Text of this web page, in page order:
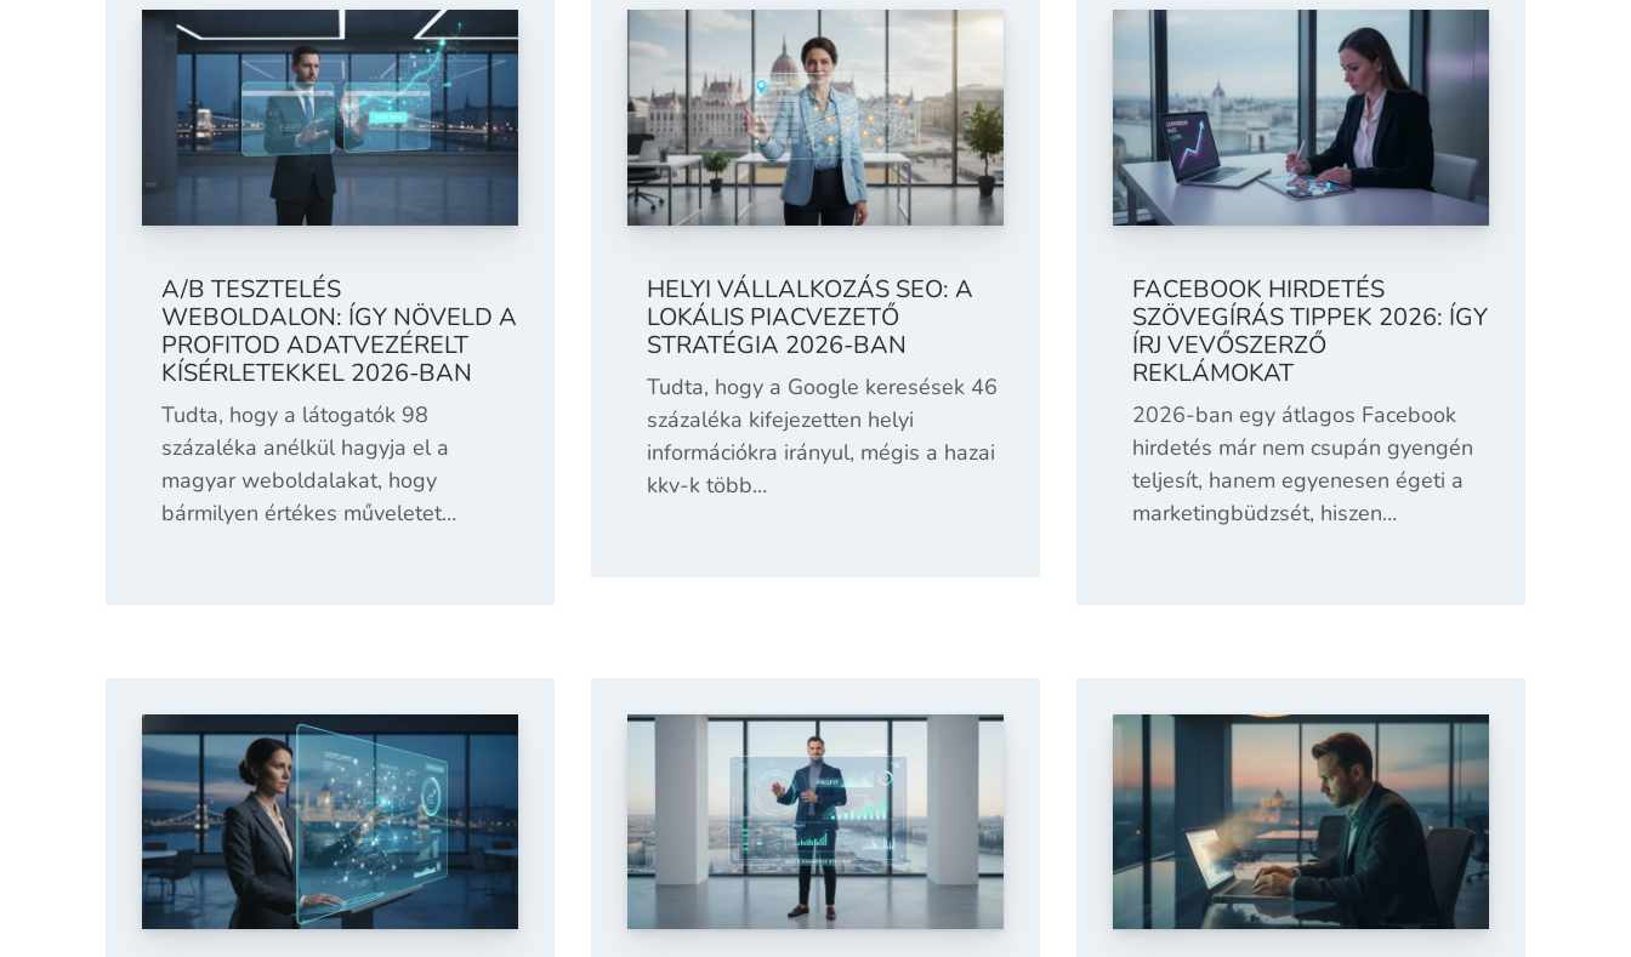
A/B TESZTELÉS
WEBOLDALON: ÍGY NÖVELD A
PROFITOD ADATVEZÉRELT
KÍSÉRLETEKKEL 2026-BAN
Tudta, hogy a látogatók 98
százaléka anélkül hagyja el a
magyar weboldalakat, hogy
bármilyen értékes műveletet…
HELYI VÁLLALKOZÁS SEO: A
LOKÁLIS PIACVEZETŐ
STRATÉGIA 2026-BAN
Tudta, hogy a Google keresések 46
százaléka kifejezetten helyi
információkra irányul, mégis a hazai
kkv-k több…
FACEBOOK HIRDETÉS
SZÖVEGÍRÁS TIPPEK 2026: ÍGY
ÍRJ VEVŐSZERZŐ
REKLÁMOKAT
2026-ban egy átlagos Facebook
hirdetés már nem csupán gyengén
teljesít, hanem egyenesen égeti a
marketingbüdzsét, hiszen…